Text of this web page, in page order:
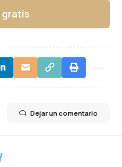
gratis
Dejar un comentario